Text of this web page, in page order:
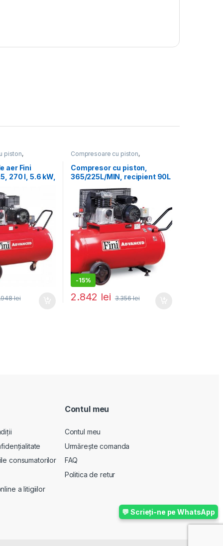
piston,
aer
aer Fini
270 l, 5.6 kW,
lei
Compresoare cu piston,
Compresoare de aer
Compresor cu piston,
365/225L/MIN, recipient 90L
-15%
2.842 lei 3.356lei
💬 Scrieți-ne pe WhatsApp
consumatorilor
a litigiilor
Contul meu
Contul meu
Urmărește comanda
FAQ
Politica de retur